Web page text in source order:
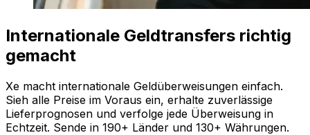
Internationale Geldtransfers richtig
gemacht
Xe macht internationale Geldüberweisungen einfach.
Sieh alle Preise im Voraus ein, erhalte zuverlässige
Lieferprognosen und verfolge jede Überweisung in
Echtzeit. Sende in 190+ Länder und 130+ Währungen.